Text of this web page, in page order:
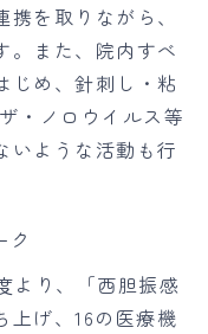
を取りながら、
。また、院内すべ
じめ、針刺し・粘
・ノロウイルス等
いような活動も行
より、「西胆振感
上げ、16の医療機